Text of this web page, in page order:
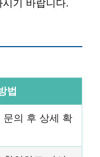
기 바랍니다.
법
문의 후 상세 확